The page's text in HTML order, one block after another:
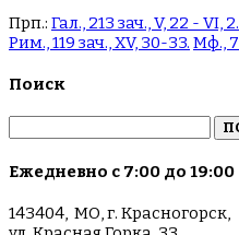
Прп.: Гал., 213 зач., V, 22 - VI, 2.
Рим., 119 зач., XV, 30-33. Мф.,
Поиск
Ежедневно с 7:00 до 19:00
143404, МО, г. Красногорск,